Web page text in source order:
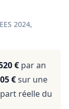
2024,
€ par an
€sur une
réelle du